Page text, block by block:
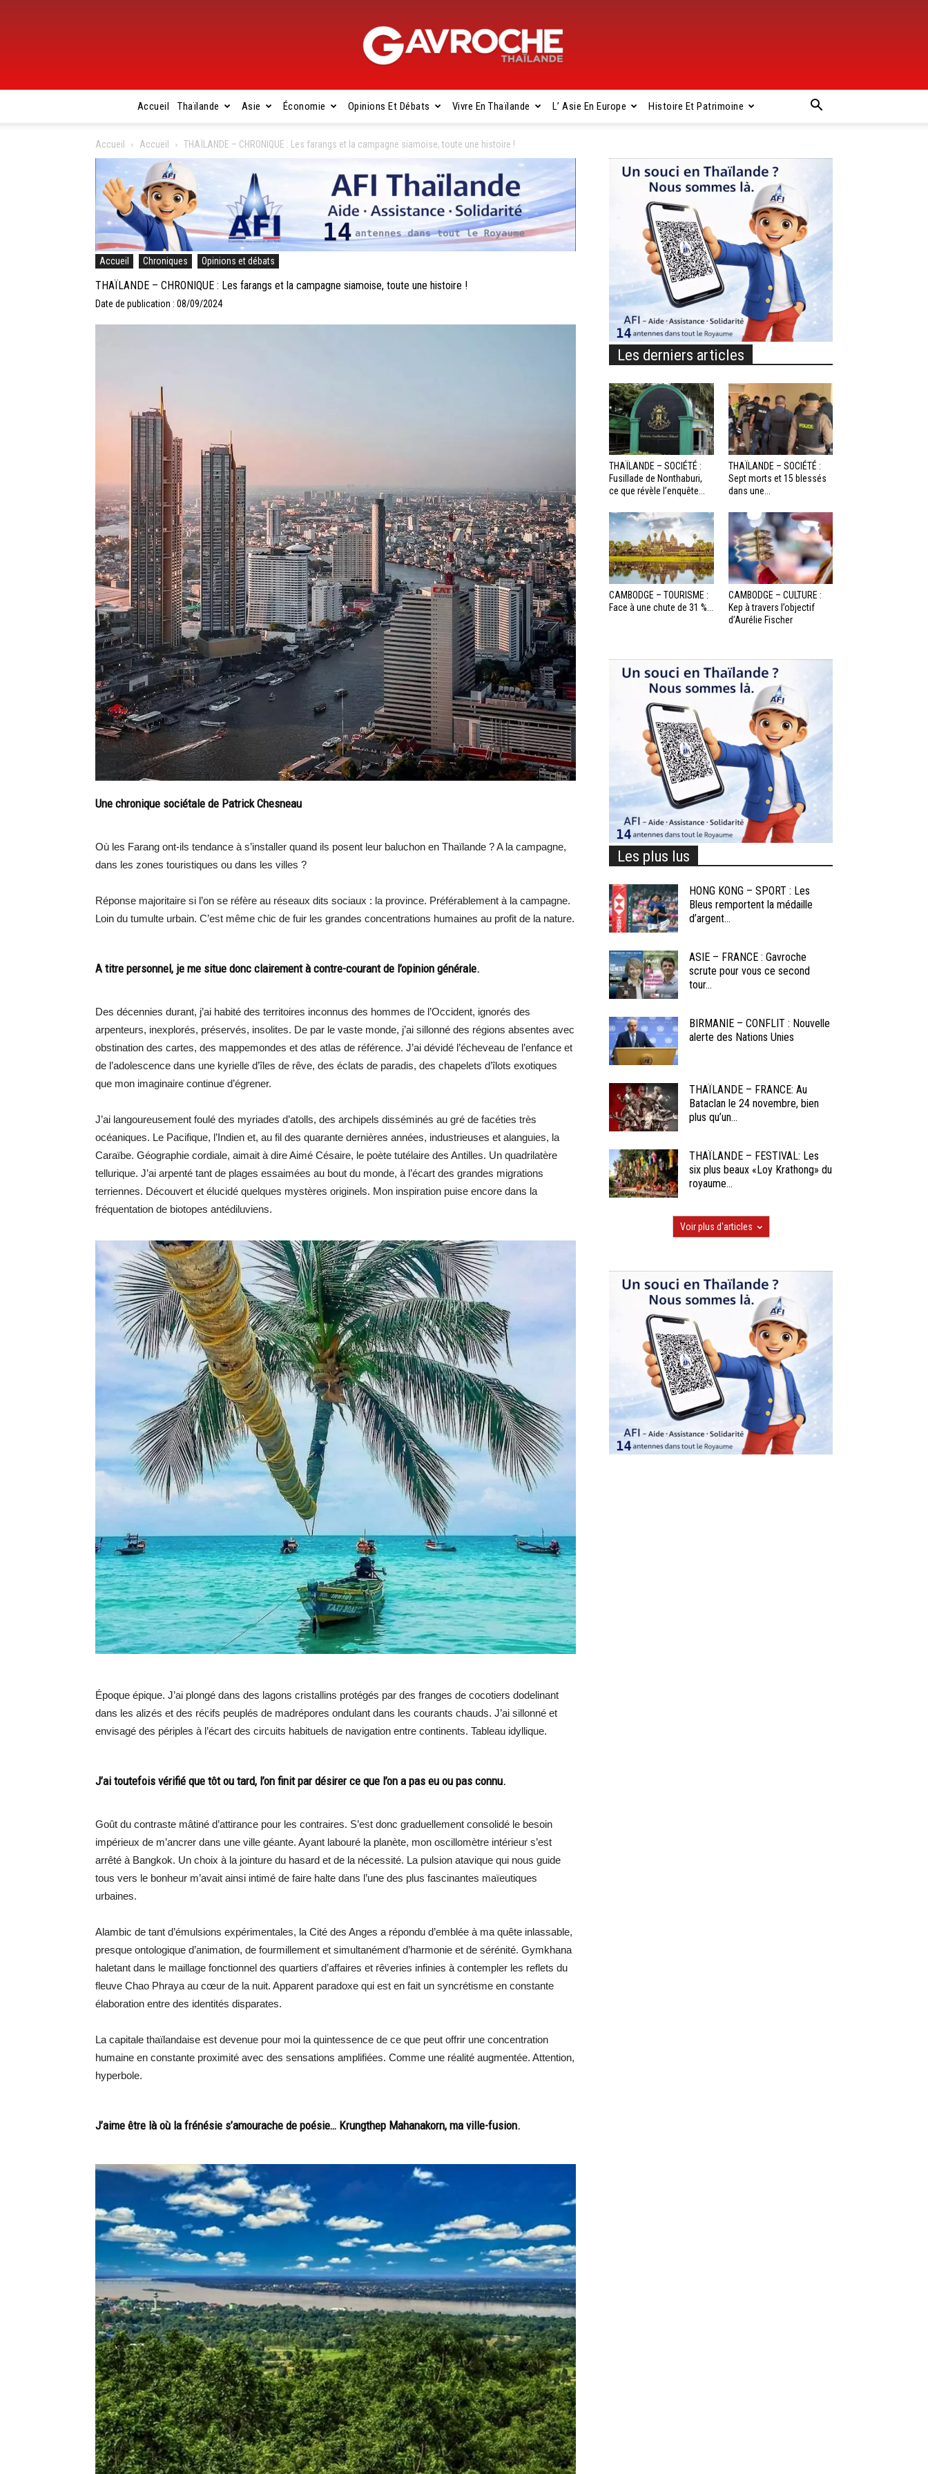
Gavroche
Thaïlande
Accueil Thaïlande Asie Économie Opinions Et Débats Vivre En Thaïlande L’ Asie En Europe Histoire Et Patrimoine
Accueil Accueil THAÏLANDE – CHRONIQUE : Les farangs et la campagne siamoise, toute une histoire !
Accueil Chroniques Opinions et débats
THAÏLANDE – CHRONIQUE : Les farangs et la campagne siamoise, toute une histoire !
Date de publication : 08/09/2024
Une chronique sociétale de Patrick Chesneau
Où les Farang ont-ils tendance à s’installer quand ils posent leur baluchon en Thaïlande ? A la campagne,
dans les zones touristiques ou dans les villes ?
Réponse majoritaire si l’on se réfère au réseaux dits sociaux : la province. Préférablement à la campagne.
Loin du tumulte urbain. C’est même chic de fuir les grandes concentrations humaines au profit de la nature.
A titre personnel, je me situe donc clairement à contre-courant de l’opinion générale.
Des décennies durant, j’ai habité des territoires inconnus des hommes de l’Occident, ignorés des
arpenteurs, inexplorés, préservés, insolites. De par le vaste monde, j’ai sillonné des régions absentes avec
obstination des cartes, des mappemondes et des atlas de référence. J’ai dévidé l’écheveau de l’enfance et
de l’adolescence dans une kyrielle d’îles de rêve, des éclats de paradis, des chapelets d’îlots exotiques
que mon imaginaire continue d’égrener.
J’ai langoureusement foulé des myriades d’atolls, des archipels disséminés au gré de facéties très
océaniques. Le Pacifique, l’Indien et, au fil des quarante dernières années, industrieuses et alanguies, la
Caraïbe. Géographie cordiale, aimait à dire Aimé Césaire, le poète tutélaire des Antilles. Un quadrilatère
tellurique. J’ai arpenté tant de plages essaimées au bout du monde, à l’écart des grandes migrations
terriennes. Découvert et élucidé quelques mystères originels. Mon inspiration puise encore dans la
fréquentation de biotopes antédiluviens.
Époque épique. J’ai plongé dans des lagons cristallins protégés par des franges de cocotiers dodelinant
dans les alizés et des récifs peuplés de madrépores ondulant dans les courants chauds. J’ai sillonné et
envisagé des périples à l’écart des circuits habituels de navigation entre continents. Tableau idyllique.
J’ai toutefois vérifié que tôt ou tard, l’on finit par désirer ce que l’on a pas eu ou pas connu.
Goût du contraste mâtiné d’attirance pour les contraires. S’est donc graduellement consolidé le besoin
impérieux de m’ancrer dans une ville géante. Ayant labouré la planète, mon oscillomètre intérieur s’est
arrêté à Bangkok. Un choix à la jointure du hasard et de la nécessité. La pulsion atavique qui nous guide
tous vers le bonheur m’avait ainsi intimé de faire halte dans l’une des plus fascinantes maïeutiques
urbaines.
Alambic de tant d’émulsions expérimentales, la Cité des Anges a répondu d’emblée à ma quête inlassable,
presque ontologique d’animation, de fourmillement et simultanément d’harmonie et de sérénité. Gymkhana
haletant dans le maillage fonctionnel des quartiers d’affaires et rêveries infinies à contempler les reflets du
fleuve Chao Phraya au cœur de la nuit. Apparent paradoxe qui est en fait un syncrétisme en constante
élaboration entre des identités disparates.
La capitale thaïlandaise est devenue pour moi la quintessence de ce que peut offrir une concentration
humaine en constante proximité avec des sensations amplifiées. Comme une réalité augmentée. Attention,
hyperbole.
J’aime être là où la frénésie s’amourache de poésie… Krungthep Mahanakorn, ma ville-fusion.
Les derniers articles
THAÏLANDE – SOCIÉTÉ :
Fusillade de Nonthaburi,
ce que révèle l’enquête...
THAÏLANDE – SOCIÉTÉ :
Sept morts et 15 blessés
dans une...
CAMBODGE – TOURISME :
Face à une chute de 31 %...
CAMBODGE – CULTURE :
Kep à travers l’objectif
d’Aurélie Fischer
Les plus lus
HONG KONG – SPORT : Les
Bleus remportent la médaille
d’argent...
ASIE – FRANCE : Gavroche
scrute pour vous ce second
tour...
BIRMANIE – CONFLIT : Nouvelle
alerte des Nations Unies
THAÏLANDE – FRANCE: Au
Bataclan le 24 novembre, bien
plus qu’un...
THAÏLANDE – FESTIVAL: Les
six plus beaux «Loy Krathong» du
royaume...
Voir plus d'articles